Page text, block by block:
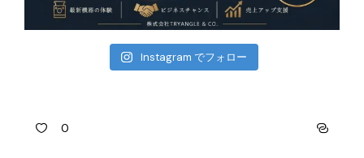
Instagram でフォロー
0